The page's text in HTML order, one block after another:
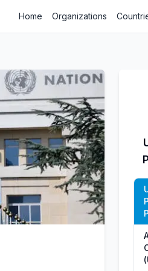
Home Organizations